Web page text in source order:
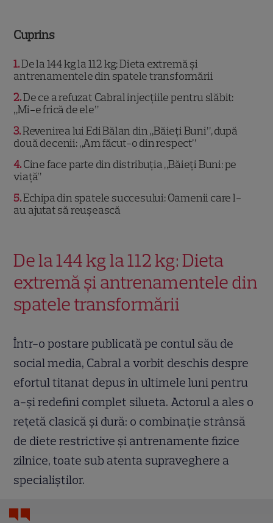
Cuprins
1 De la 144 kg la 112 kg: Dieta extremă și
antrenamentele din spatele transformării
2 De ce a refuzat Cabral injecțiile pentru slăbit:
„Mi-e frică de ele”
3 Revenirea lui Edi Bălan din „Băieți Buni”, după
două decenii: „Am făcut-o din respect”
4 Cine face parte din distribuția „Băieți Buni: pe
viață”
5 Echipa din spatele succesului: Oamenii care l-
au ajutat să reușească
De la 144 kg la 112 kg: Dieta
extremă și antrenamentele din
spatele transformării
Într-o postare publicată pe contul său de
social media, Cabral a vorbit deschis despre
efortul titanat depus în ultimele luni pentru
a-și redefini complet silueta. Actorul a ales o
rețetă clasică și dură: o combinație strânsă
de diete restrictive și antrenamente fizice
zilnice, toate sub atenta supraveghere a
specialiștilor.